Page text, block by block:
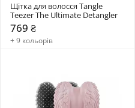
Щітка для волосся Tangle
Teezer The Ultimate Detangler
769 ₴
+ 9 кольорів